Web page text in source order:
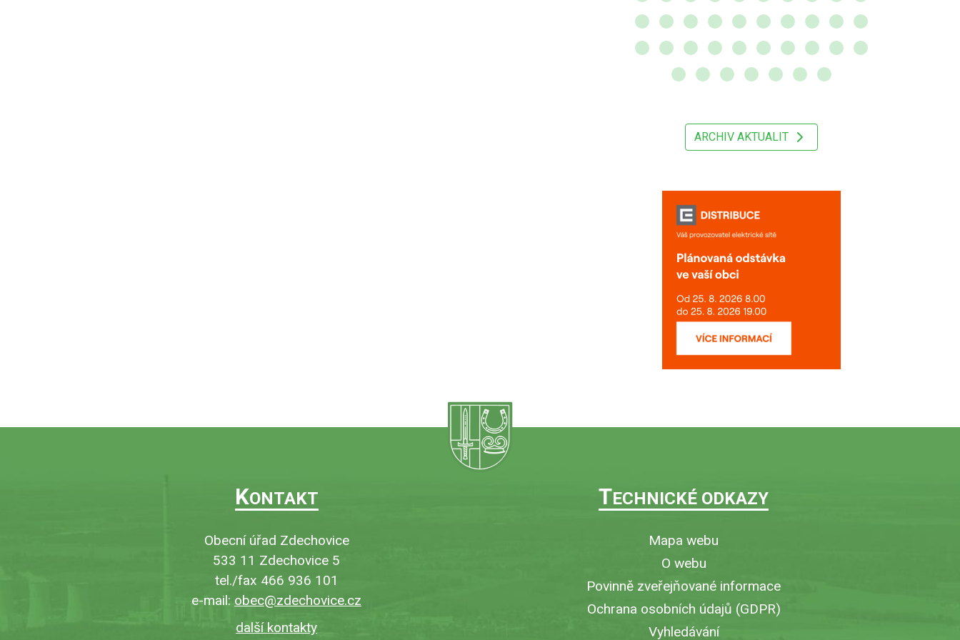
ARCHIV AKTUALIT
KONTAKT
Obecní úřad Zdechovice
533 11 Zdechovice 5
tel./fax 466 936 101
e-mail: obec@zdechovice.cz
další kontakty
TECHNICKÉ ODKAZY
Mapa webu
O webu
Povinně zveřejňované informace
Ochrana osobních údajů (GDPR)
Vyhledávání